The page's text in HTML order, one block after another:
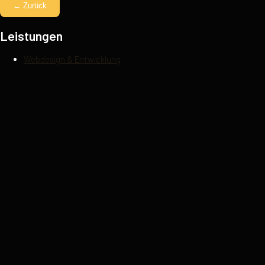
← Zurück
Leistungen
Webdesign & Entwicklung